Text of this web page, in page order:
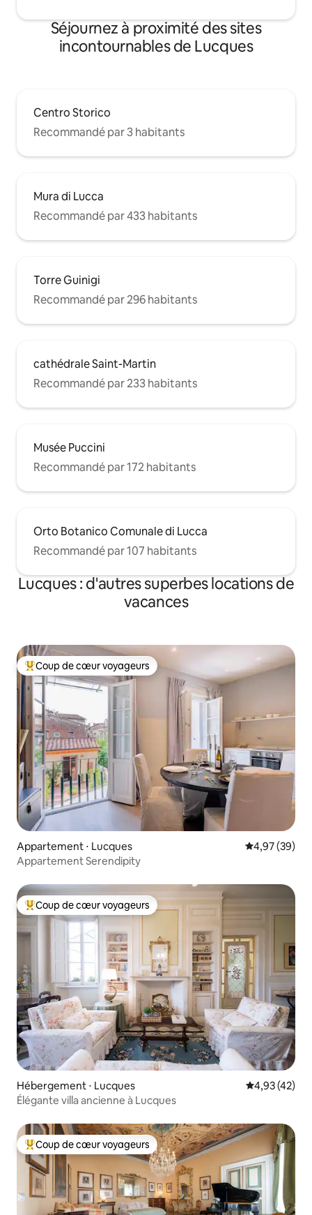
Séjournez à proximité des sites
incontournables de Lucques
Centro Storico
Recommandé par 3 habitants
Mura di Lucca
Recommandé par 433 habitants
Torre Guinigi
Recommandé par 296 habitants
cathédrale Saint-Martin
Recommandé par 233 habitants
Musée Puccini
Recommandé par 172 habitants
Orto Botanico Comunale di Lucca
Recommandé par 107 habitants
Lucques : d'autres superbes locations de
vacances
Coups de cœur voyageurs les plus appréciés
Coup de cœur voyageurs
Appartement ⋅ Lucques Évaluation
4,97 (39)
Appartement Serendipity
Coups de cœur voyageurs les plus appréciés
Coup de cœur voyageurs
Hébergement ⋅ Lucques Évaluation
4,93 (42)
Élégante villa ancienne à Lucques
Coups de cœur voyageurs les plus appréciés
Coup de cœur voyageurs